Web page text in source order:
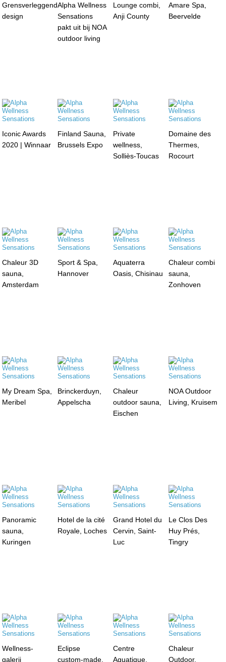
Grensverleggend
design
Alpha Wellness
Sensations
pakt uit bij NOA
outdoor living
Lounge combi,
Anji County
Amare Spa,
Beervelde
Iconic Awards
2020 | Winnaar
Finland Sauna,
Brussels Expo
Private
wellness,
Solliès-Toucas
Domaine des
Thermes,
Rocourt
Chaleur 3D
sauna,
Amsterdam
Sport & Spa,
Hannover
Aquaterra
Oasis, Chisinau
Chaleur combi
sauna,
Zonhoven
My Dream Spa,
Meribel
Brinckerduyn,
Appelscha
Chaleur
outdoor sauna,
Eischen
NOA Outdoor
Living, Kruisem
Panoramic
sauna,
Kuringen
Hotel de la cité
Royale, Loches
Grand Hotel du
Cervin, Saint-
Luc
Le Clos Des
Huy Prés,
Tingry
Wellness-
galerij
Eclipse
custom-made,
Centre
Aquatique,
Chaleur
Outdoor,